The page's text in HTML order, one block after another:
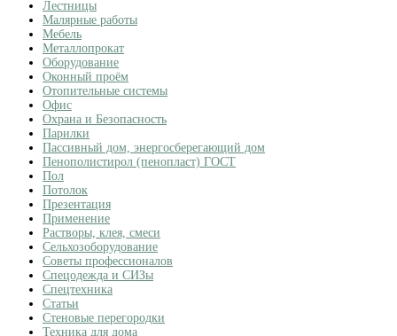
Лестницы
Малярные работы
Мебель
Металлопрокат
Оборудование
Оконный проём
Отопительные системы
Офис
Охрана и Безопасность
Парилки
Пассивный дом, энергосберегающий дом
Пенополистирол (пенопласт) ГОСТ
Пол
Потолок
Презентация
Применение
Растворы, клея, смеси
Сельхозоборудование
Советы профессионалов
Спецодежда и СИЗы
Спецтехника
Статьи
Стеновые перегородки
Техника для дома